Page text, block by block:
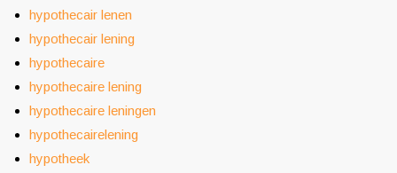
hypothecair lenen
hypothecair lening
hypothecaire
hypothecaire lening
hypothecaire leningen
hypothecairelening
hypotheek